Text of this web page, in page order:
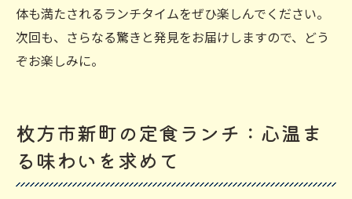
体も満たされるランチタイムをぜひ楽しんでください。
次回も、さらなる驚きと発見をお届けしますので、どう
ぞお楽しみに。
枚方市新町の定食ランチ：心温ま
る味わいを求めて